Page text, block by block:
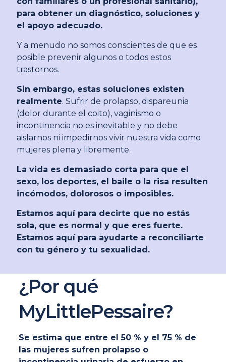
para obtener un diagnóstico, soluciones y
el apoyo adecuado.
Y a menudo no somos conscientes de que es
posible prevenir algunos o todos estos
trastornos.
Sin embargo, estas soluciones existen
realmente. Sufrir de prolapso, dispareunia
(dolor durante el coito), vaginismo o
incontinencia no es inevitable y no debe
aislarnos ni impedirnos vivir nuestra vida como
mujeres plena y libremente.
La vida es demasiado corta para que el
sexo, los deportes, el baile o la risa resulten
incómodos, dolorosos o imposibles.
Estamos aquí para decirte que no estás
sola, que es normal y que eres fuerte.
Estamos aquí para ayudarte a reconciliarte
con tu género y tu sexualidad.
¿Por qué
MyLittlePessaire?
Se estima que entre el 50 % y el 75 % de
las mujeres sufren prolapso o